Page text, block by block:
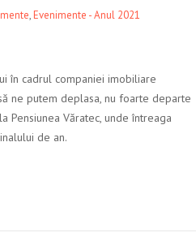
,Evenimente - Anul 2021
în cadrul companiei imobiliare
ne putem deplasa, nu foarte departe
Pensiunea Văratec, unde întreaga
de an.